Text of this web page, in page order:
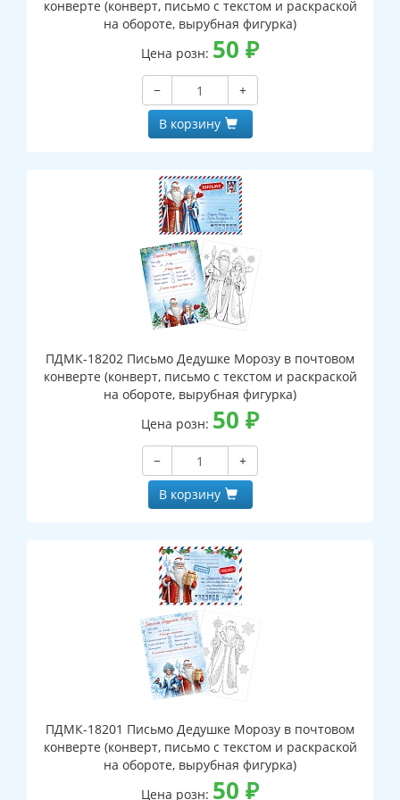
конверте (конверт, письмо с текстом и раскраской
на обороте, вырубная фигурка)
Цена розн: 50 ₽
−
+
В корзину
ПДМК-18202 Письмо Дедушке Морозу в почтовом
конверте (конверт, письмо с текстом и раскраской
на обороте, вырубная фигурка)
Цена розн: 50 ₽
−
+
В корзину
ПДМК-18201 Письмо Дедушке Морозу в почтовом
конверте (конверт, письмо с текстом и раскраской
на обороте, вырубная фигурка)
Цена розн: 50 ₽